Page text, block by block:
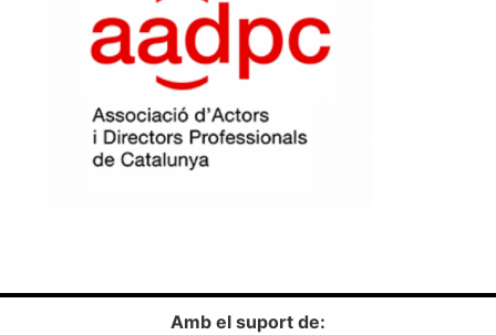
Amb el suport de: